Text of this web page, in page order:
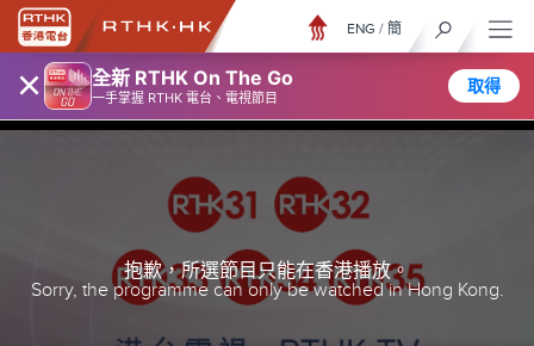
× 全新 RTHK On The Go
一手掌握 RTHK 電台、電視節目
取得
ENG / 簡
抱歉，所選節目只能在香港播放。
Sorry, the programme can only be watched in Hong Kong.